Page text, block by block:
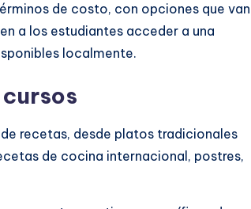
de costo, con opciones que van
a los estudiantes acceder a una
localmente.
recetas, desde platos tradicionales
de cocina internacional, postres,